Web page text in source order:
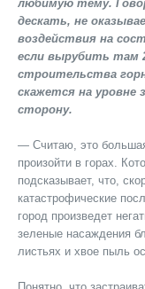
любимую тему.
дескать, не
воздействия на
если вырубить там
строительства
скажется на уровне
сторону.
— Считаю, это
произойти в горах.
подсказывает, что,
катастрофические
город произведет
зеленые насаждения
листьях и хвое пыль